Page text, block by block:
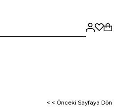
< < Önceki Sayfaya Dön